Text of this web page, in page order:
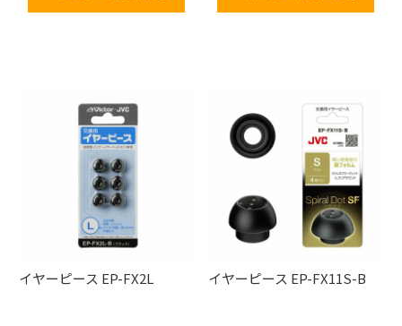
イヤーピース EP-FX2L イヤーピース EP-FX11S-B